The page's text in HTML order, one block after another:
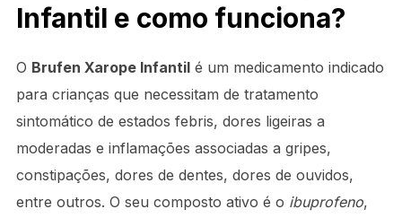
Infantil e como funciona?
O Brufen Xarope Infantilé um medicamento indicado
para crianças que necessitam de tratamento
sintomático de estados febris, dores ligeiras a
moderadas e inflamações associadas a gripes,
constipações, dores de dentes, dores de ouvidos,
entre outros. O seu composto ativo é o ibuprofeno,